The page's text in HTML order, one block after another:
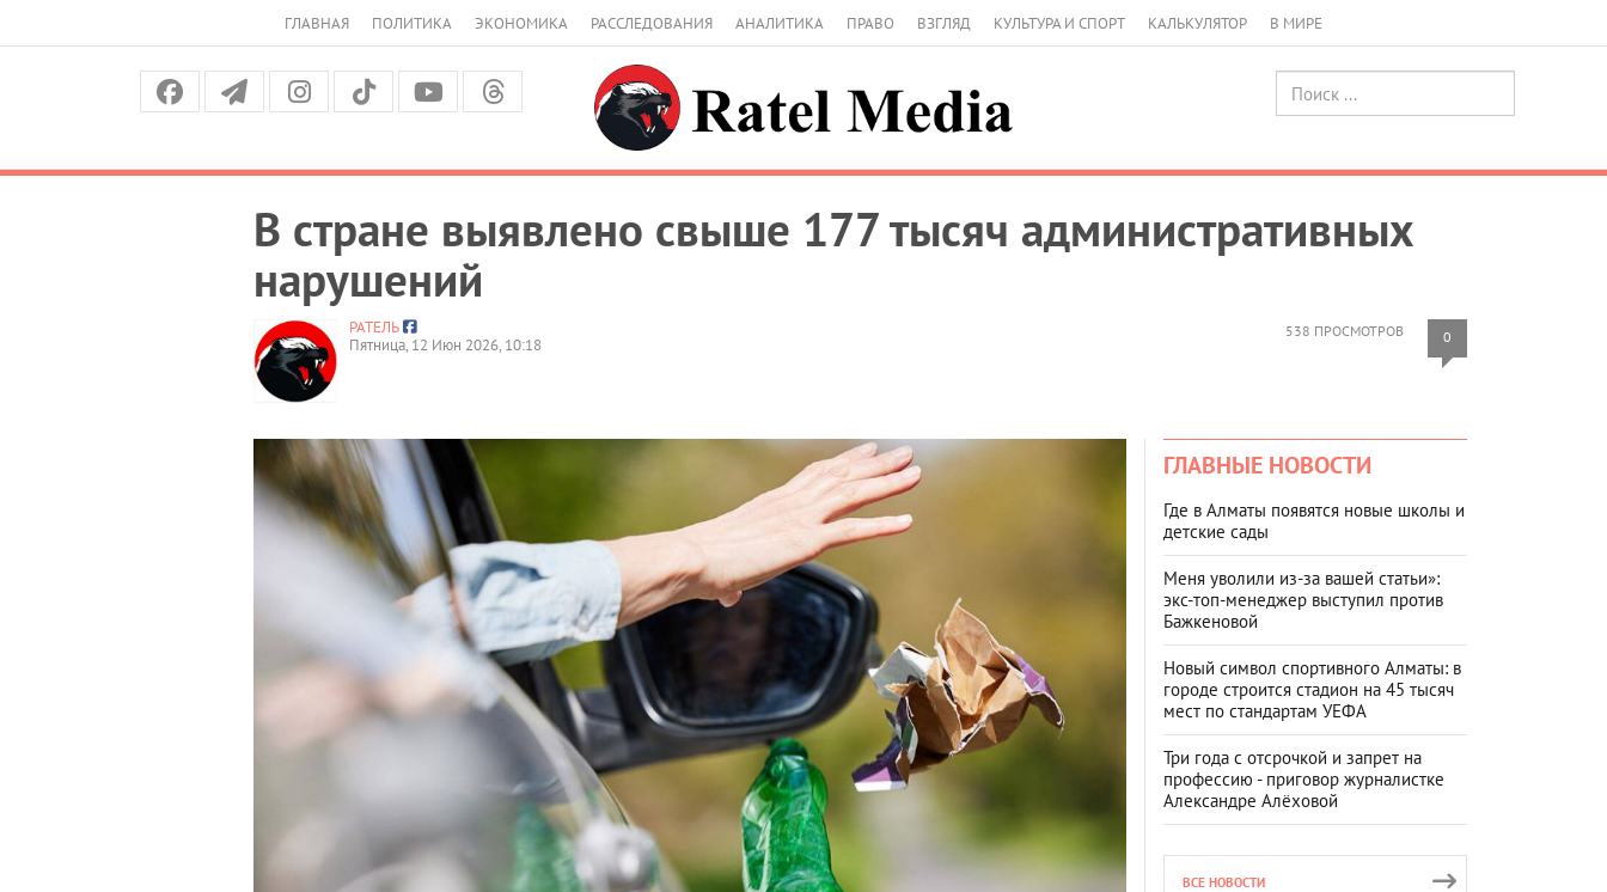
ГЛАВНАЯ ПОЛИТИКА ЭКОНОМИКА РАССЛЕДОВАНИЯ АНАЛИТИКА ПРАВО ВЗГЛЯД КУЛЬТУРА И СПОРТ КАЛЬКУЛЯТОР В МИРЕ
В стране выявлено свыше 177 тысяч административных
нарушений
538 ПРОСМОТРОВ 0
РАТЕЛЬ
Пятница, 12 Июн 2026, 10:18
ГЛАВНЫЕ НОВОСТИ
Где в Алматы появятся новые школы и
детские сады
Меня уволили из-за вашей статьи»:
экс-топ-менеджер выступил против
Бажкеновой
Новый символ спортивного Алматы: в
городе строится стадион на 45 тысяч
мест по стандартам УЕФА
Три года с отсрочкой и запрет на
профессию - приговор журналистке
Александре Алёховой
ВСЕ НОВОСТИ